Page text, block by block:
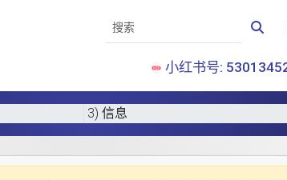
小红书号:
3) 信息